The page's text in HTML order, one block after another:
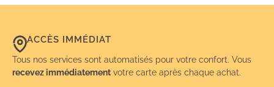
ACCÈS IMMÉDIAT
Tous nos services sont automatisés pour votre confort. Vous
recevez immédiatement votre carte après chaque achat.